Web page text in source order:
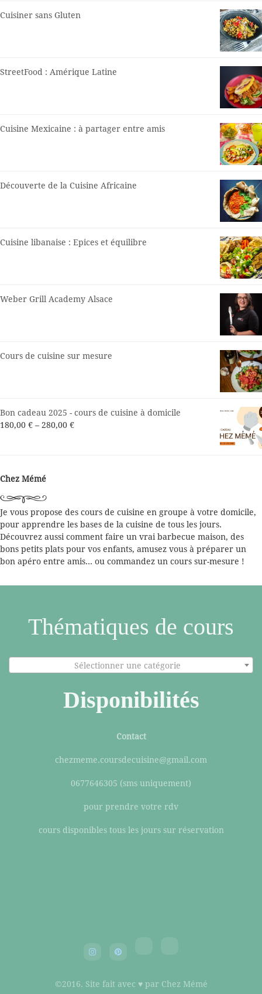
Cuisiner sans Gluten
StreetFood : Amérique Latine
Cuisine Mexicaine : à partager entre amis
Découverte de la Cuisine Africaine
Cuisine libanaise : Epices et équilibre
Weber Grill Academy Alsace
Cours de cuisine sur mesure
Bon cadeau 2025 - cours de cuisine à domicile
180,00 € – 280,00 €
Chez Mémé
Je vous propose des cours de cuisine en groupe à votre domicile,
pour apprendre les bases de la cuisine de tous les jours.
Découvrez aussi comment faire un vrai barbecue maison, des
bons petits plats pour vos enfants, amusez vous à préparer un
bon apéro entre amis... ou commandez un cours sur-mesure !
Thématiques de cours
Sélectionner une catégorie
Disponibilités
Contact
chezmeme.coursdecuisine@gmail.com
0677646305 (sms uniquement)
pour prendre votre rdv
cours disponibles tous les jours sur réservation
©2016. Site fait avec ♥ par Chez Mémé